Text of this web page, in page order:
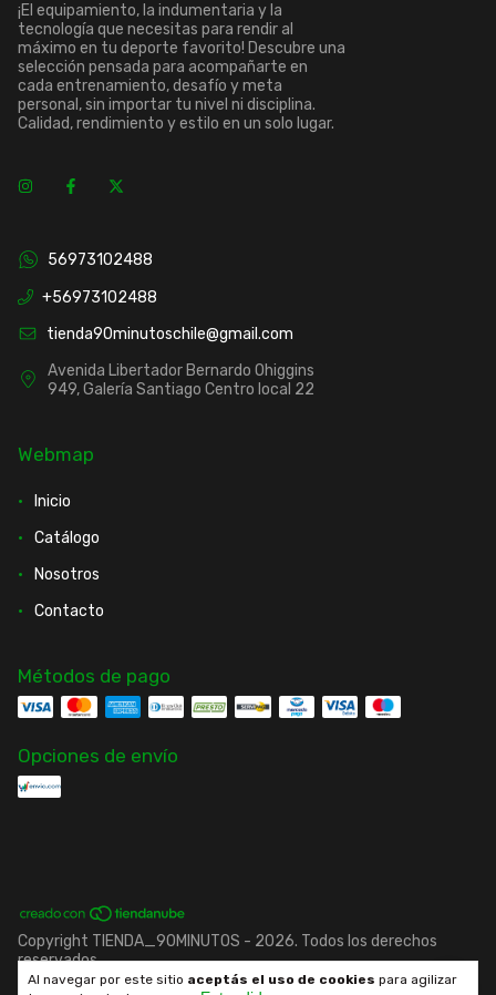
Al navegar por este sitio aceptás el uso de cookies para agilizar
¡El equipamiento, la indumentaria y la
tecnología que necesitas para rendir al
máximo en tu deporte favorito! Descubre una
selección pensada para acompañarte en
cada entrenamiento, desafío y meta
personal, sin importar tu nivel ni disciplina.
Calidad, rendimiento y estilo en un solo lugar.
56973102488
+56973102488
tienda90minutoschile@gmail.com
Avenida Libertador Bernardo Ohiggins
949, Galería Santiago Centro local 22
Webmap
Inicio
Catálogo
Nosotros
Contacto
Métodos de pago
Opciones de envío
Copyright TIENDA_90MINUTOS - 2026. Todos los derechos
reservados.